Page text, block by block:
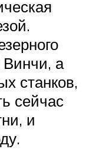
а
станков,
сейчас
и